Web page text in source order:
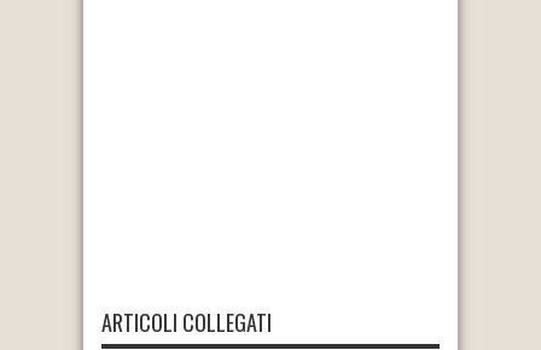
ARTICOLI COLLEGATI